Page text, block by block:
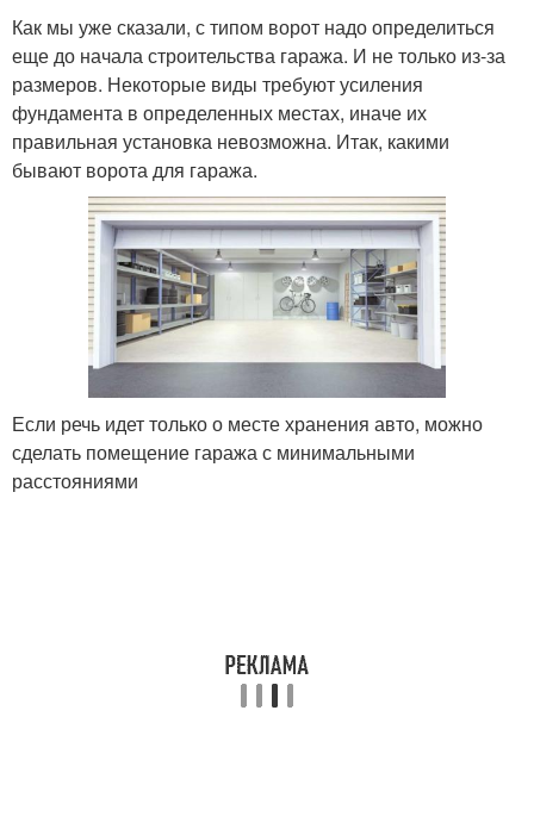
Как мы уже сказали, с типом ворот надо определиться
еще до начала строительства гаража. И не только из-за
размеров. Некоторые виды требуют усиления
фундамента в определенных местах, иначе их
правильная установка невозможна. Итак, какими
бывают ворота для гаража.
Если речь идет только о месте хранения авто, можно
сделать помещение гаража с минимальными
расстояниями